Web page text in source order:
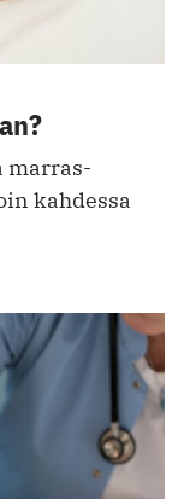
marras-
kahdessa